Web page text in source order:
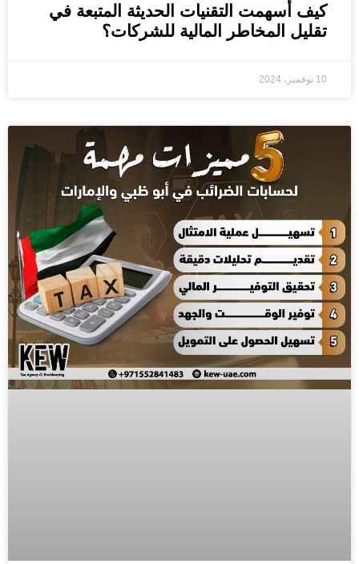
كيف أسهمت التقنيات الحديثة المتبعة في
تقليل المخاطر المالية للشركات؟
10 نوفمبر، 2024